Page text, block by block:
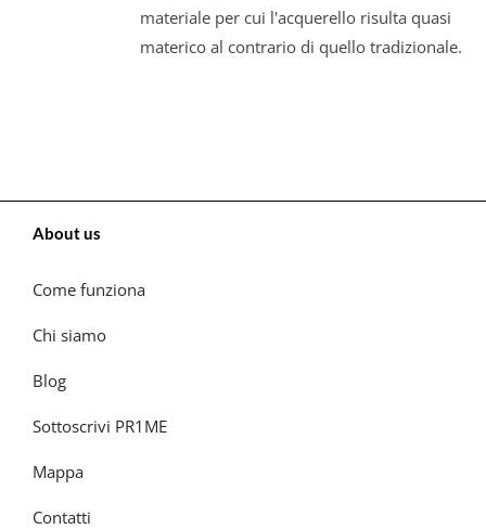
materiale per cui l'acquerello risulta quasi
materico al contrario di quello tradizionale.
About us
Come funziona
Chi siamo
Blog
Sottoscrivi PR1ME
Mappa
Contatti